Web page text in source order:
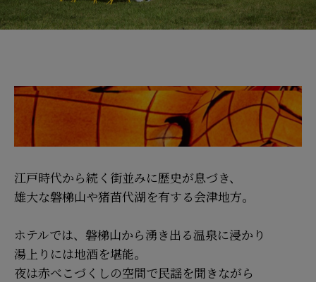
磐梯山の麓で
過ごす会津ステイ
江戸時代から続く街並みに歴史が息づき、
雄大な磐梯山や猪苗代湖を有する会津地方。
ホテルでは、磐梯山から湧き出る温泉に浸かり
湯上りには地酒を堪能。
夜は赤べこづくしの空間で民謡を聞きながら